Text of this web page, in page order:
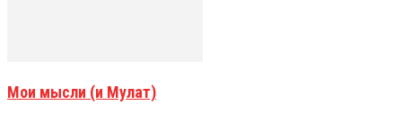
Мои мысли (и Мулат)